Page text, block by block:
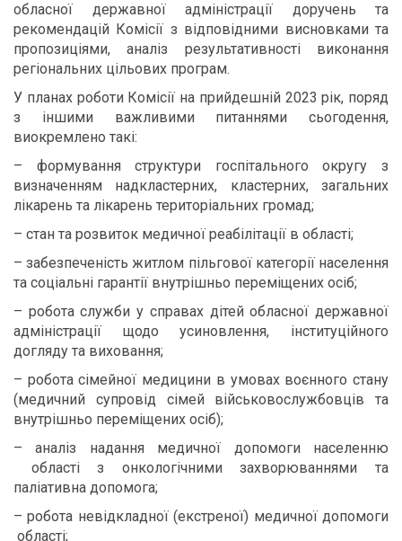
обласної державної адміністрації доручень та
рекомендацій Комісії з відповідними висновками та
пропозиціями, аналіз результативності виконання
регіональних цільових програм.
У планах роботи Комісії на прийдешній 2023 рік, поряд
з іншими важливими питаннями сьогодення,
виокремлено такі:
– формування структури госпітального округу з
визначенням надкластерних, кластерних, загальних
лікарень та лікарень територіальних громад;
– стан та розвиток медичної реабілітації в області;
– забезпеченість житлом пільгової категорії населення
та соціальні гарантії внутрішньо переміщених осіб;
– робота служби у справах дітей обласної державної
адміністрації щодо усиновлення, інституційного
догляду та виховання;
– робота сімейної медицини в умовах воєнного стану
(медичний супровід сімей військовослужбовців та
внутрішньо переміщених осіб);
– аналіз надання медичної допомоги населенню
області з онкологічними захворюваннями та
паліативна допомога;
– робота невідкладної (екстреної) медичної допомоги
області;